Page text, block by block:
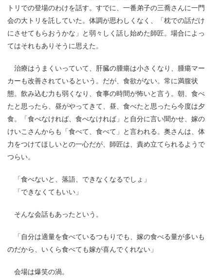
トリでの登場のわけを話す。すでに、一番弟子の三喬さんに一門
会の大トリを託していた。体調が思わしくなく、「枕での話だけ
にさせてもらおうかな」と弱々しく話し始めた師匠。場合によっ
てはそれもありそうに思えた。
治療はうまくいっていて、肝臓の腫瘍は小さくなり、腫瘍マー
カーも改善されているという。だが、食欲がない。常に満腹状
態。飲み込む力も弱くなり、食事の時間が怖いと言う。朝、食べ
たと思ったら、昼がやってきて、昼、食べたと思ったら今度は夕
食。「食べなければ、食べなければ」と自分に言い聞かせ、嫁の
けいこさんからも「食べて、食べて」と言われる。奥さんは、体
力をつけてほしいとの一心だが、師匠は、責め立てられるようで
つらい。
「食べないと、落語、できなくなるでしょ」
「できなくてもいい」
そんな会話もあったという。
「自分は適量を食べているつもりでも、嫁の食べる量が多いも
のだから、いくら食べても嫁が喜んでくれない」
会場は爆笑の渦。